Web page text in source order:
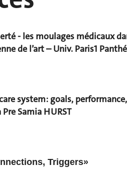
- les moulages médicaux
de l’art – Univ. Paris1
system: goals,
Samia HURST
Triggers»